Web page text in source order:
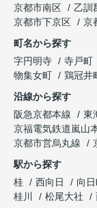
京都市南区
乙訓
京都市下京区
京
町名から探す
字円明寺
寺戸町
物集女町
鶏冠井
沿線から探す
阪急京都本線
東
京福電気鉄道嵐山
京都市営烏丸線
駅から探す
桂
西向日 向
桂川
松尾大社